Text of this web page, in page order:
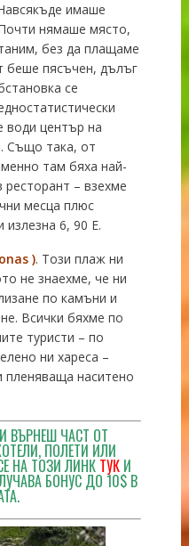
имаше
нямаше място,
без да плащаме
беше пясъчен, дълъг
се
води център на
Също така, от
там бяха най-
ресторант – взехме
месца плюс
излезна 6, 90 Е.
). Този плаж ни
не знаехме, че ни
по камъни и
Всички бяхме по
туристи – по
ни хареса –
пленяваща наситено
ВЪРНЕШ ЧАСТ ОТ
ПОЛЕТИ ИЛИ
НА ТОЗИ ЛИНК ТУКИ
БОНУС ДО 10$ В